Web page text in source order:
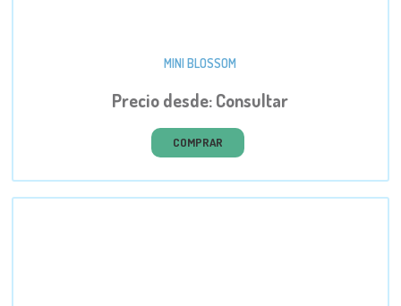
MINI BLOSSOM
Precio desde: Consultar
COMPRAR